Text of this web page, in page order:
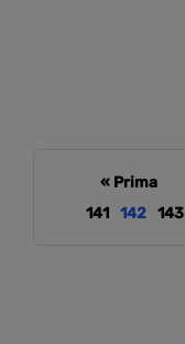
« Prima
141
142 143